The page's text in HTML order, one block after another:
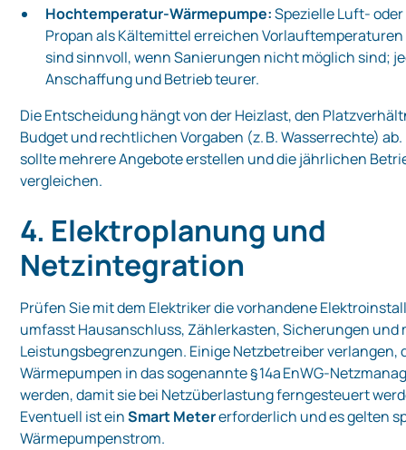
Hochtemperatur‑Wärmepumpe:Spezielle Luft‑
Propan als Kältemittel erreichen Vorlauftemperaturen
sind sinnvoll, wenn Sanierungen nicht möglich sind;
Anschaffung und Betrieb teurer.
Die Entscheidung hängt von der Heizlast, den
Budget und rechtlichen Vorgaben (z. B. Wasserrechte)
sollte mehrere Angebote erstellen und die jährlichen
vergleichen.
4. Elektroplanung und
Netzintegration
Prüfen Sie mit dem Elektriker die vorhandene
umfasst Hausanschluss, Zählerkasten, Sicherungen und
Leistungsbegrenzungen. Einige Netzbetreiber verlangen,
Wärmepumpen in das sogenannte § 14a
werden, damit sie bei Netzüberlastung ferngesteuert
Eventuell ist einSmart Metererforderlich und es gelten
Wärmepumpenstrom.